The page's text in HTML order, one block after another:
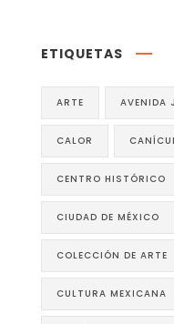
ETIQUETAS
ARTE AVENIDA
CALOR
CENTRO HISTÓRICO
CIUDAD DE MÉXICO
COLECCIÓN DE ARTE
CULTURA MEXICANA